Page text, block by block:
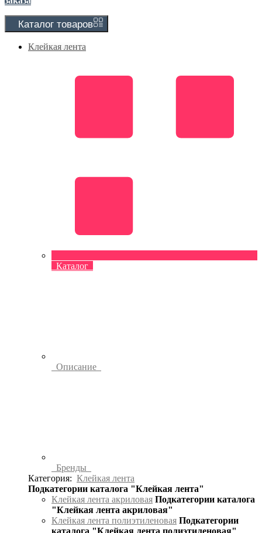
Каталог товаров
Клейкая лента
Каталог
Описание
Бренды
Категория: Клейкая лента
Подкатегории каталога "Клейкая лента"
Клейкая лента акриловая Подкатегории каталога
"Клейкая лента акриловая"
Клейкая лента полиэтиленовая Подкатегории
каталога "Клейкая лента полиэтиленовая"